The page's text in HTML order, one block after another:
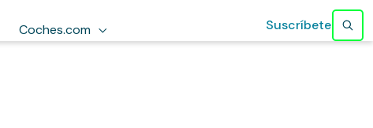
Coches.com Suscríbete